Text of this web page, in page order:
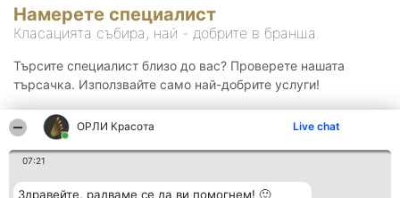
ОРЛИ Красота Live chat
07:21
Здравейте, радваме се да ви помогнем! 🙂
Намерете специалист
Класацията събира, най - добрите в бранша.
Търсите специалист близо до вас? Проверете нашата
търсачка. Използвайте само най-добрите услуги!